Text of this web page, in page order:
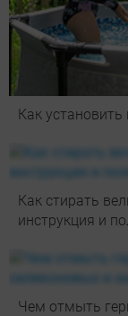
Как
Как стирать
инструкция и
Чем отмыть